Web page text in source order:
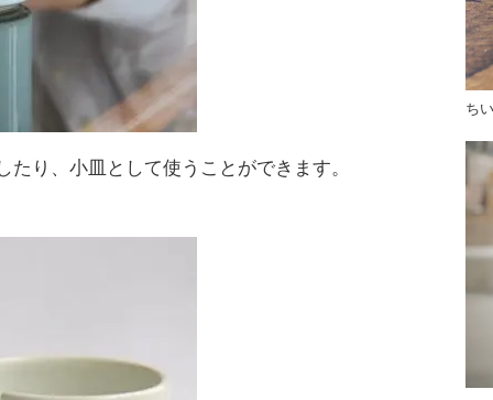
り、小皿として使うことができます。
ち